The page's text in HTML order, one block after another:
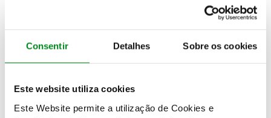
Consentir Detalhes Sobre os cookies
Este website utiliza cookies
Este Website permite a utilização de Cookies e
Montado Aproxima Decisões no Circuito ACP
Golfe Semana